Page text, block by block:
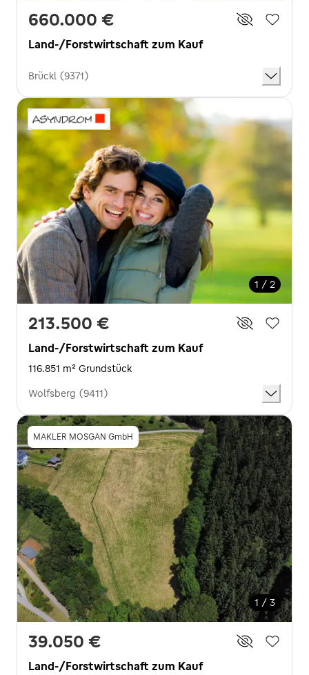
660.000 €
Land-/Forstwirtschaft zum Kauf
Brückl (9371)
1 / 2
213.500 €
Land-/Forstwirtschaft zum Kauf
116.851 m² Grundstück
Wolfsberg (9411)
MAKLER MOSGAN GmbH
1 / 3
39.050 €
Land-/Forstwirtschaft zum Kauf